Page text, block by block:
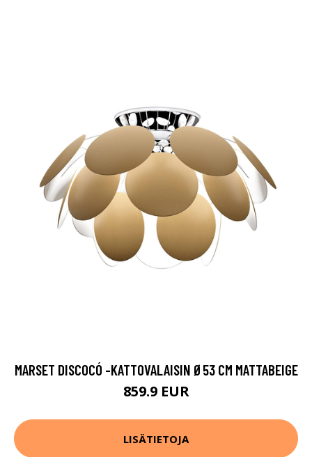
MARSET DISCOCÓ -KATTOVALAISIN Ø53 CM MATTABEIGE
859.9 EUR
LISÄTIETOJA